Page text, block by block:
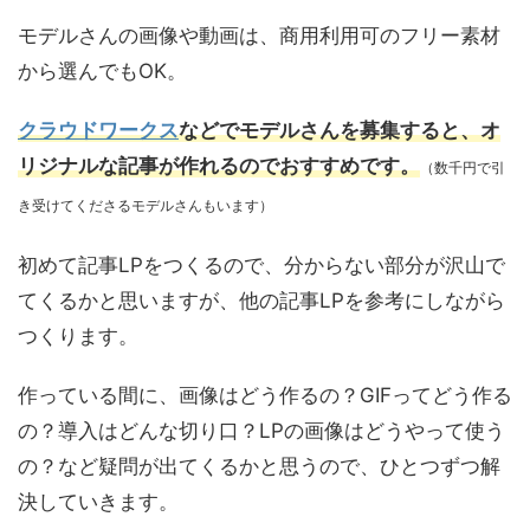
モデルさんの画像や動画は、商用利用可のフリー素材
から選んでもOK。
クラウドワークスなどでモデルさんを募集すると、オ
リジナルな記事が作れるのでおすすめです。 （数千円で引
き受けてくださるモデルさんもいます）
初めて記事LPをつくるので、分からない部分が沢山で
てくるかと思いますが、他の記事LPを参考にしながら
つくります。
作っている間に、画像はどう作るの？GIFってどう作る
の？導入はどんな切り口？LPの画像はどうやって使う
の？など疑問が出てくるかと思うので、ひとつずつ解
決していきます。